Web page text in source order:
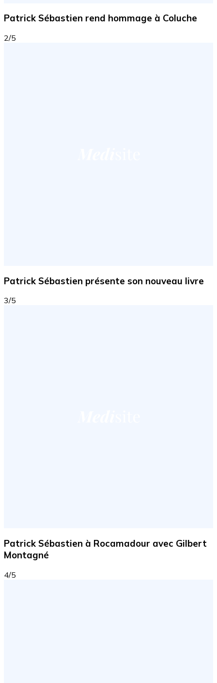
Patrick Sébastien rend hommage à Coluche
2/5
Patrick Sébastien présente son nouveau livre
3/5
Patrick Sébastien à Rocamadour avec Gilbert
Montagné
4/5